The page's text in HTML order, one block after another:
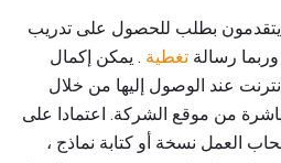
يتقدمون بطلب للحصول على تدريب
وربما رسالة تغطية . يمكن إكمال
عند الوصول إليها من خلال
من موقع الشركة. اعتمادا على
العمل نسخة أو كتابة نماذج ،